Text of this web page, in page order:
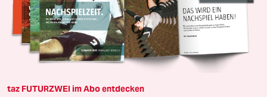
taz FUTURZWEI im Abo entdecken